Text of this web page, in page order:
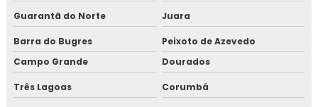
Guarantã do Norte Juara
Barra do Bugres
Peixoto de Azevedo
Campo Grande
Dourados
Três Lagoas Corumbá